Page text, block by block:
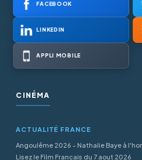
FACEBOOK
LINKEDIN
APPLI MOBILE
CINÉMA
ACTUALITÉ FRANCE
Angoulême 2026 - Nathalie Baye à
Lisez le Film Francais du 7 aout 2026